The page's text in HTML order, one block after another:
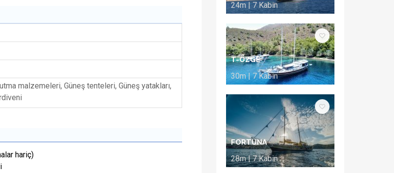
malzemeleri, Güneş tenteleri, Güneş yatakları,
hariç)
24m | 7 Kabin
T-ÖZGE
30m | 7 Kabin
FORTUNA
28m | 7 Kabin